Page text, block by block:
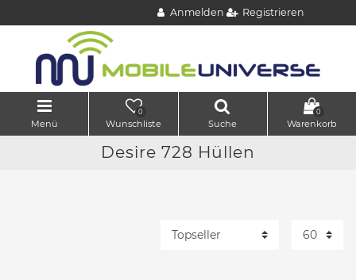
Anmelden Registrieren
Menü
0
Wunschliste Suche
0
Warenkorb
Desire 728 Hüllen